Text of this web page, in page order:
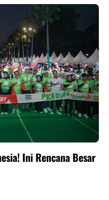
Ini Rencana Besar